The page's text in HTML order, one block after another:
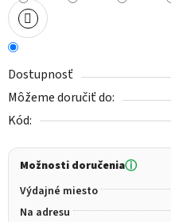
Dostupnosť
Môžeme doručiť do:
Kód:
Možnosti doručeniaⓘ
Výdajné miesto
Na adresu